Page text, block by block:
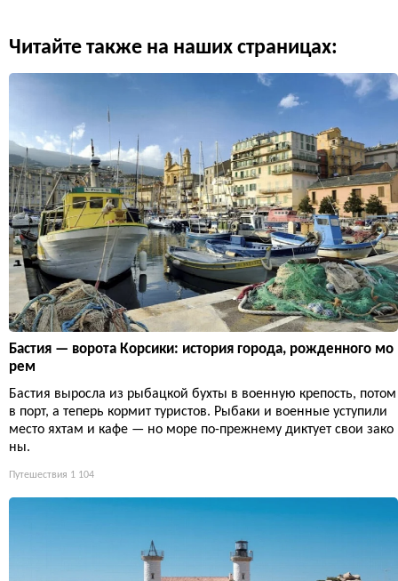
Читайте также на наших страницах:
Бастия — ворота Корсики: история города, рожденного мо
рем
Бастия выросла из рыбацкой бухты в военную крепость, потом
в порт, а теперь кормит туристов. Рыбаки и военные уступили
место яхтам и кафе — но море по-прежнему диктует свои зако
ны.
Путешествия 1 104